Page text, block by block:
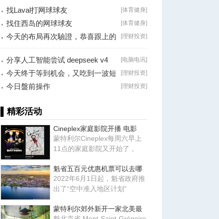
[体育健身]
找Laval打网球球友
[体育健身]
找住西岛的网球球友
[理财投资]
今天的布局再次驗證，恭喜跟上的
朋友！
[电脑电讯]
分享人工智能尝试 deepseek v4
falsh, 据说
[理财投资]
今天终于等到机会，又吃到一波短
线利润！
[理财投资]
今日盤前操作
▌精彩活动
Cineplex家庭影院开播 电影
蒙特利尔Cineplex每周六早上
11点的家庭影院又开始了，
魁省五百元优惠机票可以去哪
2022年6月1日起，魁省政府推
出了“空中准入地区计划”
蒙特利尔郊外新开一家北美最